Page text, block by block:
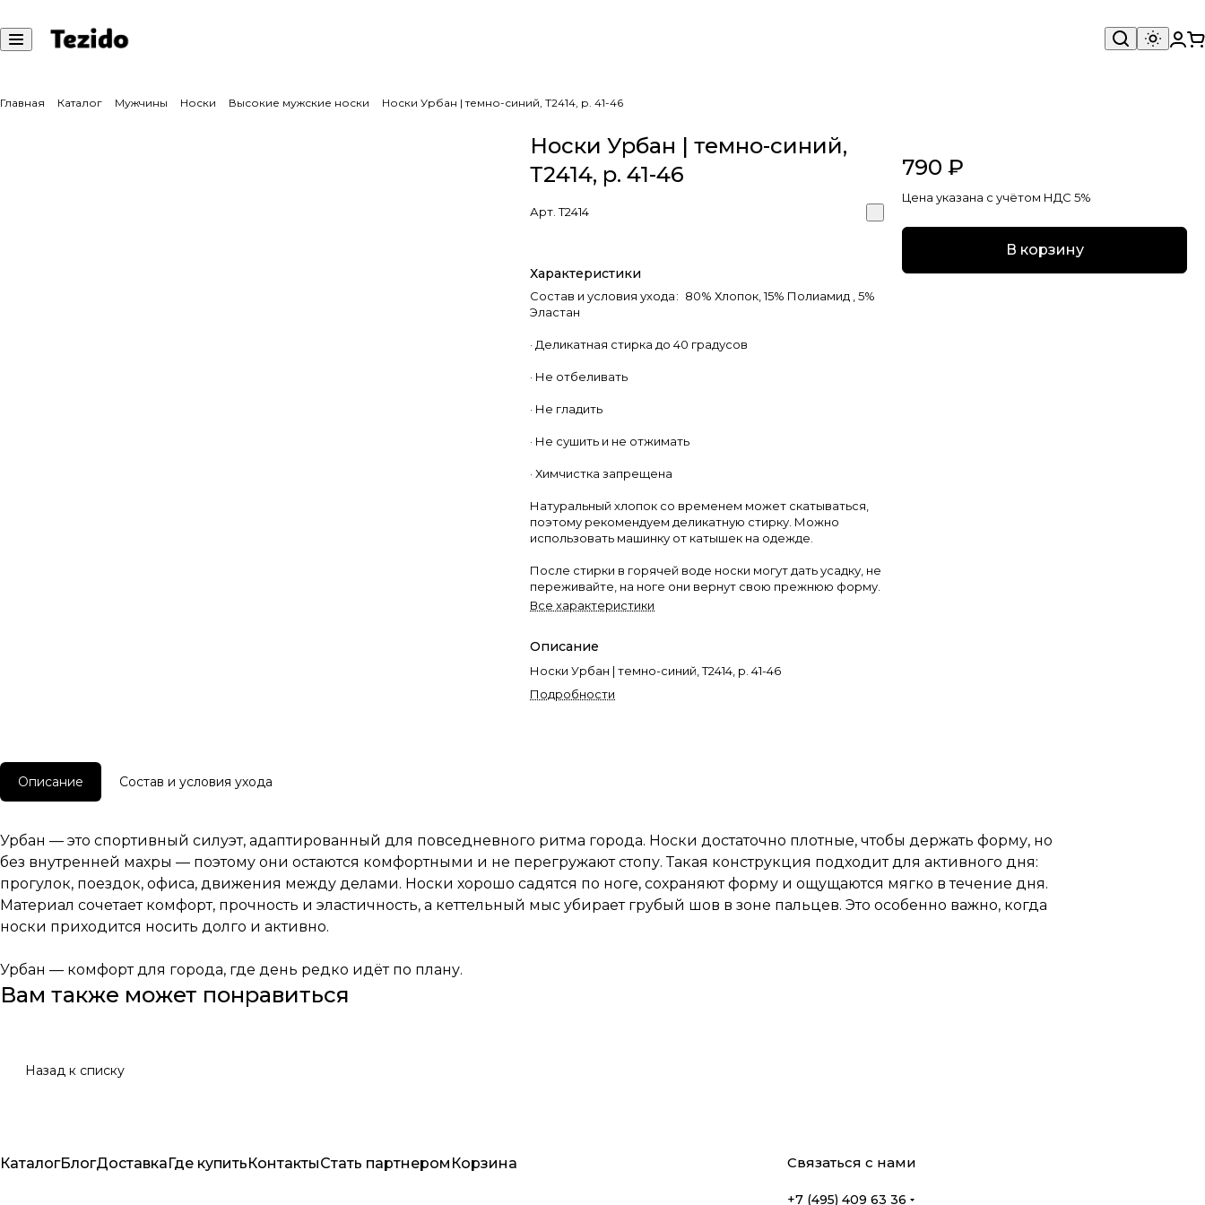
Главная Каталог Мужчины Носки Высокие мужские носки Носки Урбан | темно-синий, Т2414, р. 41-46
Носки Урбан | темно-синий,
Т2414, р. 41-46
Арт.Т2414
Характеристики
Состав и условия ухода: 80% Хлопок, 15% Полиамид , 5%
Эластан
· Деликатная стирка до 40 градусов
· Не отбеливать
· Не гладить
· Не сушить и не отжимать
· Химчистка запрещена
Натуральный хлопок со временем может скатываться,
поэтому рекомендуем деликатную стирку. Можно
использовать машинку от катышек на одежде.
После стирки в горячей воде носки могут дать усадку, не
переживайте, на ноге они вернут свою прежнюю форму.
Все характеристики
Описание
Носки Урбан | темно-синий, Т2414, р. 41-46
Подробности
790 ₽
Цена указана с учётом НДС 5%
В корзину
Описание Состав и условия ухода
Урбан — это спортивный силуэт, адаптированный для повседневного ритма города. Носки достаточно плотные, чтобы держать форму, но
без внутренней махры — поэтому они остаются комфортными и не перегружают стопу. Такая конструкция подходит для активного дня:
прогулок, поездок, офиса, движения между делами. Носки хорошо садятся по ноге, сохраняют форму и ощущаются мягко в течение дня.
Материал сочетает комфорт, прочность и эластичность, а кеттельный мыс убирает грубый шов в зоне пальцев. Это особенно важно, когда
носки приходится носить долго и активно.
Урбан — комфорт для города, где день редко идёт по плану.
Вам также может понравиться
Назад к списку
КаталогБлогДоставка Где купить КонтактыСтать партнером Корзина Связаться с нами
+7 (495) 409 63 36